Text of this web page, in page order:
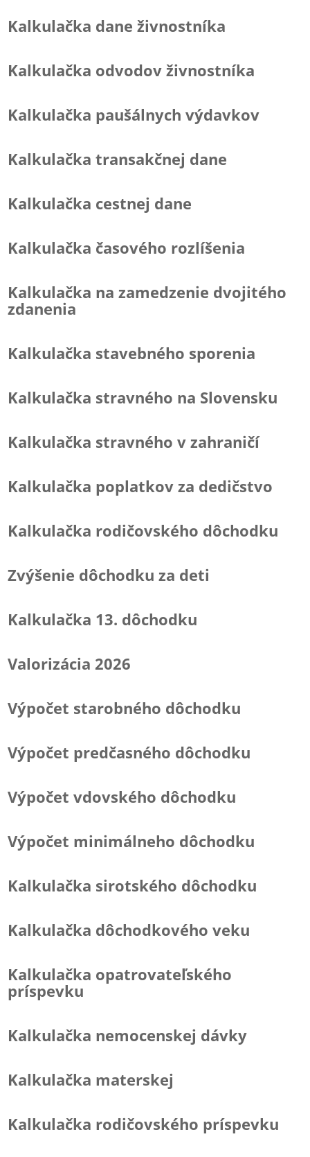
Kalkulačka dane živnostníka
Kalkulačka odvodov živnostníka
Kalkulačka paušálnych výdavkov
Kalkulačka transakčnej dane
Kalkulačka cestnej dane
Kalkulačka časového rozlíšenia
Kalkulačka na zamedzenie dvojitého
zdanenia
Kalkulačka stavebného sporenia
Kalkulačka stravného na Slovensku
Kalkulačka stravného v zahraničí
Kalkulačka poplatkov za dedičstvo
Kalkulačka rodičovského dôchodku
Zvýšenie dôchodku za deti
Kalkulačka 13. dôchodku
Valorizácia 2026
Výpočet starobného dôchodku
Výpočet predčasného dôchodku
Výpočet vdovského dôchodku
Výpočet minimálneho dôchodku
Kalkulačka sirotského dôchodku
Kalkulačka dôchodkového veku
Kalkulačka opatrovateľského
príspevku
Kalkulačka nemocenskej dávky
Kalkulačka materskej
Kalkulačka rodičovského príspevku